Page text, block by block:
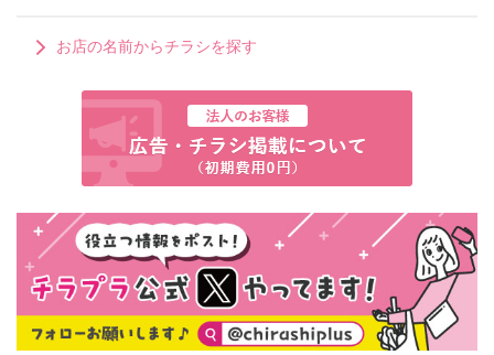
お店の名前からチラシを探す